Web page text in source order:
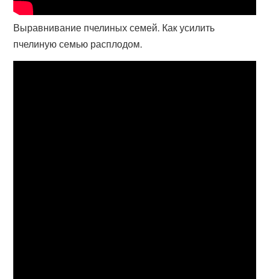
Выравнивание пчелиных семей. Как усилить
пчелиную семью расплодом.